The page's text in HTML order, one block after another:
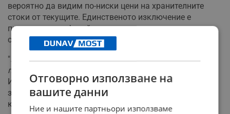
вероятно да видим по-ниски цени на хранителните
стоки от текущите. Единственото изключение е
пресният картоф, който със сигурност ще поевтинее в
следващите дни.
"Колкото повече се увеличава предлагането, толкова
повече ще падне цената на продуктите
Иванов. Той изрази оптимизъм относно очакванията
за добра реколта на зелени салати, домати и
краставици за Великден 2025 година.
Отговорно използване на
вашите данни
Ние и нашите партньори използваме